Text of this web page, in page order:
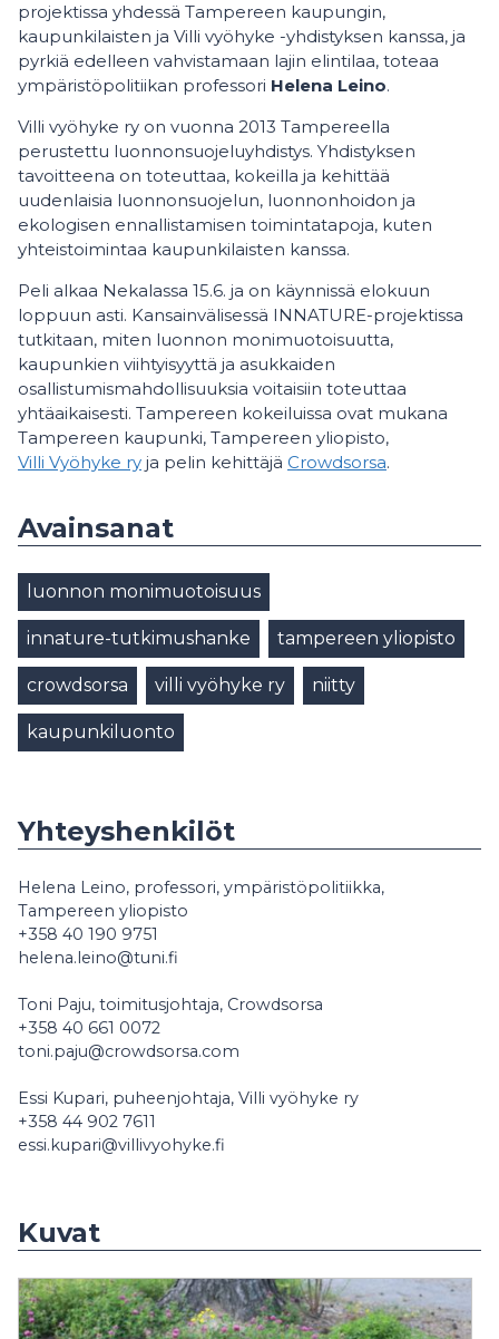
projektissa yhdessä Tampereen kaupungin,
kaupunkilaisten ja Villi vyöhyke -yhdistyksen kanssa, ja
pyrkiä edelleen vahvistamaan lajin elintilaa, toteaa
ympäristöpolitiikan professori Helena Leino.
Villi vyöhyke ry on vuonna 2013 Tampereella
perustettu luonnonsuojeluyhdistys. Yhdistyksen
tavoitteena on toteuttaa, kokeilla ja kehittää
uudenlaisia luonnonsuojelun, luonnonhoidon ja
ekologisen ennallistamisen toimintatapoja, kuten
yhteistoimintaa kaupunkilaisten kanssa.
Peli alkaa Nekalassa 15.6. ja on käynnissä elokuun
loppuun asti. Kansainvälisessä INNATURE-projektissa
tutkitaan, miten luonnon monimuotoisuutta,
kaupunkien viihtyisyyttä ja asukkaiden
osallistumismahdollisuuksia voitaisiin toteuttaa
yhtäaikaisesti. Tampereen kokeiluissa ovat mukana
Tampereen kaupunki, Tampereen yliopisto,
Villi Vyöhyke ry ja pelin kehittäjä Crowdsorsa.
Avainsanat
luonnon monimuotoisuus
innature-tutkimushanke tampereen yliopisto
crowdsorsa villi vyöhyke ry niitty
kaupunkiluonto
Yhteyshenkilöt
Helena Leino, professori, ympäristöpolitiikka,
Tampereen yliopisto
+358 40 190 9751
helena.leino@tuni.fi
Toni Paju, toimitusjohtaja, Crowdsorsa
+358 40 661 0072
toni.paju@crowdsorsa.com
Essi Kupari, puheenjohtaja, Villi vyöhyke ry
+358 44 902 7611
essi.kupari@villivyohyke.fi
Kuvat